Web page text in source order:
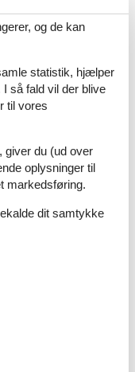
fantastisk ferie
og de kan
statistik, hjælper
så fald vil der blive
til vores
giver du (ud over
oplysninger til
markedsføring.
dit samtykke